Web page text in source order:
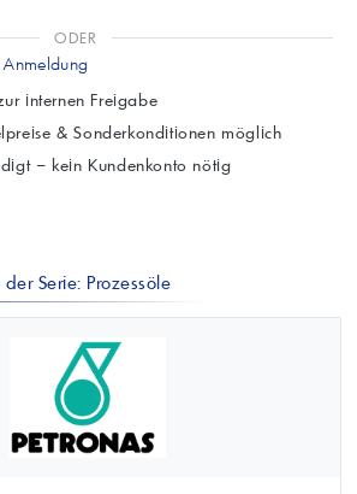
ODER
Anmeldung
internen Freigabe
& Sonderkonditionen möglich
– kein Kundenkonto nötig
Serie: Prozessöle